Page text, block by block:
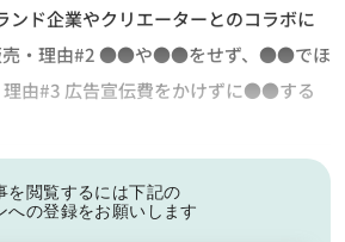
ンド企業やクリエーターとのコラボに
売・理由#2 ●●や●●をせず、●●でほ
理由#3 広告宣伝費をかけずに●●する
を閲覧するには下記の
への登録をお願いします